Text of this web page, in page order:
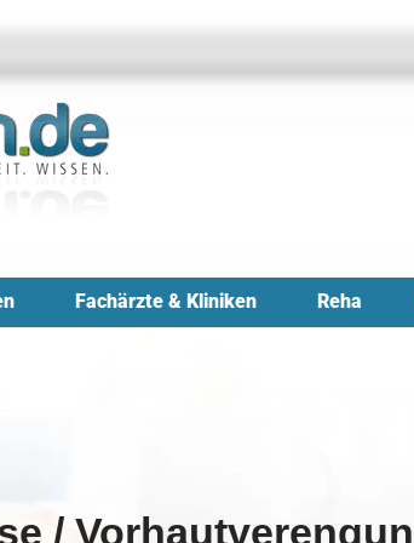
Fachärzte & Kliniken Reha
/